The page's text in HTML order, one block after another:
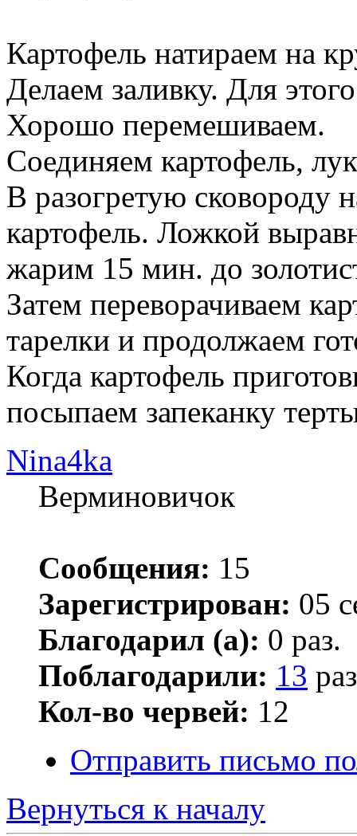
Картофель натираем на
Делаем заливку. Для
Хорошо перемешиваем.
Соединяем картофель,
В разогретую сковороду
картофель. Ложкой
жарим 15 мин. до
Затем переворачиваем
тарелки и продолжаем
Когда картофель
посыпаем запеканку
Nina4ka
Верминовичок
Сообщения: 15
Зарегистрирован: 05
Благодарил (а): 0 раз.
Поблагодарили: 13
Кол-во червей: 12
Отправить письмо
Вернуться к началу